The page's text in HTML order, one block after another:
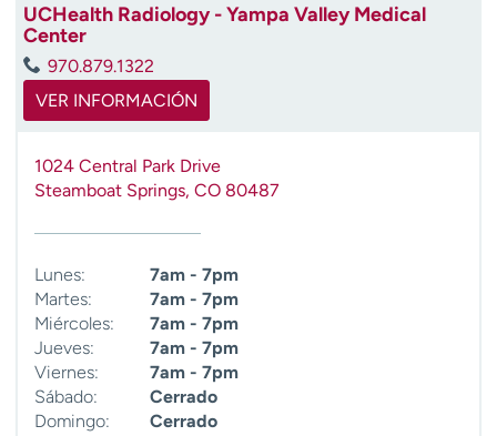
UCHealth Radiology - Yampa Valley Medical
Center
970.879.1322
VER INFORMACIÓN
1024 Central Park Drive
Steamboat Springs, CO 80487
Lunes:
7am - 7pm
Martes:
7am - 7pm
Miércoles:
7am - 7pm
Jueves:
7am - 7pm
Viernes:
7am - 7pm
Sábado:
Cerrado
Domingo:
Cerrado